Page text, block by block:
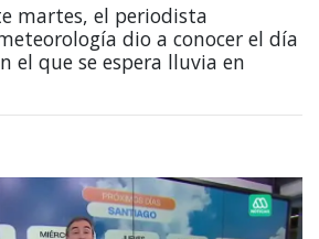
martes, el periodista
dio a conocer el día
el que se espera lluvia en